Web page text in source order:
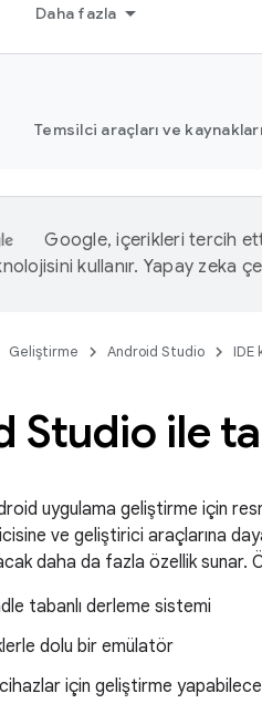
Daha fazla
Temsilci araçları ve kaynakları
Google, içerikleri tercih
kullanır. Yapay zeka
Geliştirme Android Studio IDE
ile
uygulama geliştirme için
ve geliştirici araçlarına
daha da fazla özellik sunar.
tabanlı derleme sistemi
dolu bir emülatör
için geliştirme